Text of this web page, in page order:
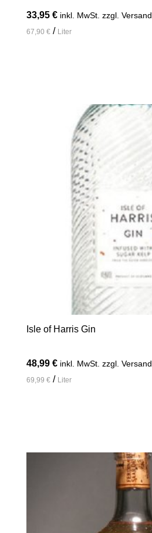
33,95 € inkl. MwSt. zzgl. Versand
67,90 €/ Liter
Isle of Harris Gin
48,99 € inkl. MwSt. zzgl. Versand
69,99 €/ Liter